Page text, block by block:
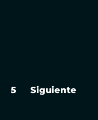
5 Siguiente